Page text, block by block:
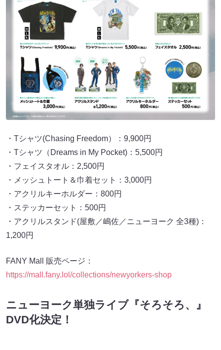
・Tシャツ(Chasing Freedom）：9,900円
・Tシャツ（Dreams in My Pocket)：5,500円
・フェイスタオル：2,500円
・メッシュトート＆巾着セット：3,000円
・アクリルキーホルダー：800円
・ステッカーセット：500円
・アクリルスタンド(屋敷／嶋佐／ニューヨーク 全3種)：
1,200円
FANY Mall 販売ページ：
https://mall.fany.lol/collections/newyorkers-shop
ニューヨーク単独ライブ『そろそろ、』
DVD化決定！